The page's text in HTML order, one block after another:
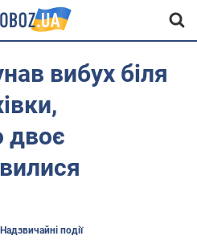
вибух біля
двоє
Надзвичайні події